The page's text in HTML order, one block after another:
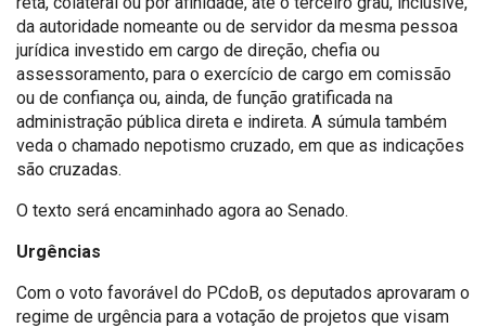
da autoridade nomeante ou de servidor da mesma pessoa
jurídica investido em cargo de direção, chefia ou
assessoramento, para o exercício de cargo em comissão
ou de confiança ou, ainda, de função gratificada na
administração pública direta e indireta. A súmula também
veda o chamado nepotismo cruzado, em que as indicações
são cruzadas.
O texto será encaminhado agora ao Senado.
Urgências
Com o voto favorável do PCdoB, os deputados aprovaram o
regime de urgência para a votação de projetos que visam